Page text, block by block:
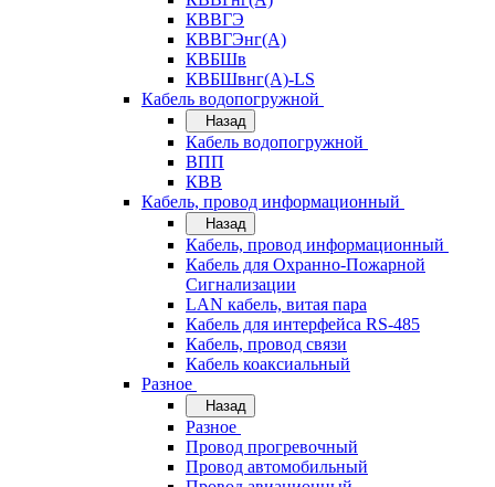
КВВГЭ
КВВГЭнг(А)
КВБШв
КВБШвнг(А)-LS
Кабель водопогружной
Назад
Кабель водопогружной
ВПП
КВВ
Кабель, провод информационный
Назад
Кабель, провод информационный
Кабель для Охранно-Пожарной
Сигнализации
LAN кабель, витая пара
Кабель для интерфейса RS-485
Кабель, провод связи
Кабель коаксиальный
Разное
Назад
Разное
Провод прогревочный
Провод автомобильный